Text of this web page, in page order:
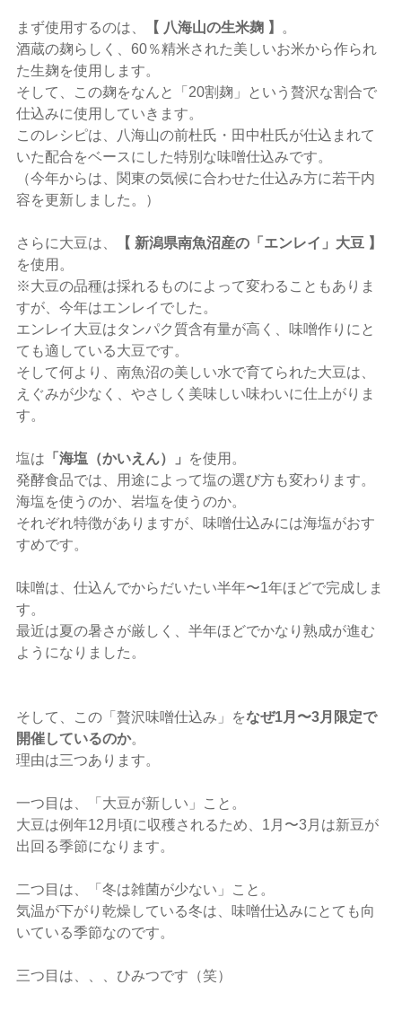
まず使用するのは、 【 八海山の生米麹 】
。
酒蔵の麹らしく、60％精米された美しいお米から作られ
た生麹を使用します。
そして、この麹をなんと「20割麹」という贅沢な割合で
仕込みに使用していきます。
このレシピは、八海山の前杜氏・田中杜氏が仕込まれて
いた配合をベースにした特別な味噌仕込みです。
（今年からは、関東の気候に合わせた仕込み方に若干内
容を更新しました。）
さらに大豆は、
【 新潟県南魚沼産の「エンレイ」大豆 】
を使用。
※大豆の品種は採れるものによって変わることもありま
すが、今年はエンレイでした。
エンレイ大豆はタンパク質含有量が高く、味噌作りにと
ても適している大豆です。
そして何より、南魚沼の美しい水で育てられた大豆は、
えぐみが少なく、やさしく美味しい味わいに仕上がりま
す。
塩は 「海塩（かいえん）」
を使用。
発酵食品では、用途によって塩の選び方も変わります。
海塩を使うのか、岩塩を使うのか。
それぞれ特徴がありますが、味噌仕込みには海塩がおす
すめです。
味噌は、仕込んでからだいたい半年〜1年ほどで完成しま
す。
最近は夏の暑さが厳しく、半年ほどでかなり熟成が進む
ようになりました。
そして、この「贅沢味噌仕込み」をなぜ1月〜3月限定で
開催しているのか。
理由は三つあります。
一つ目は、「大豆が新しい」こと。
大豆は例年12月頃に収穫されるため、1月〜3月は新豆が
出回る季節になります。
二つ目は、「冬は雑菌が少ない」こと。
気温が下がり乾燥している冬は、味噌仕込みにとても向
いている季節なのです。
三つ目は、、、ひみつです（笑）